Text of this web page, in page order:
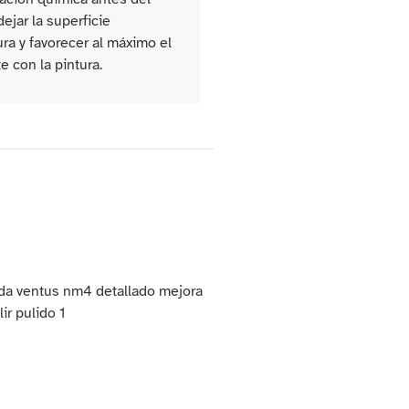
la superficie
y favorecer al máximo el
con la pintura.